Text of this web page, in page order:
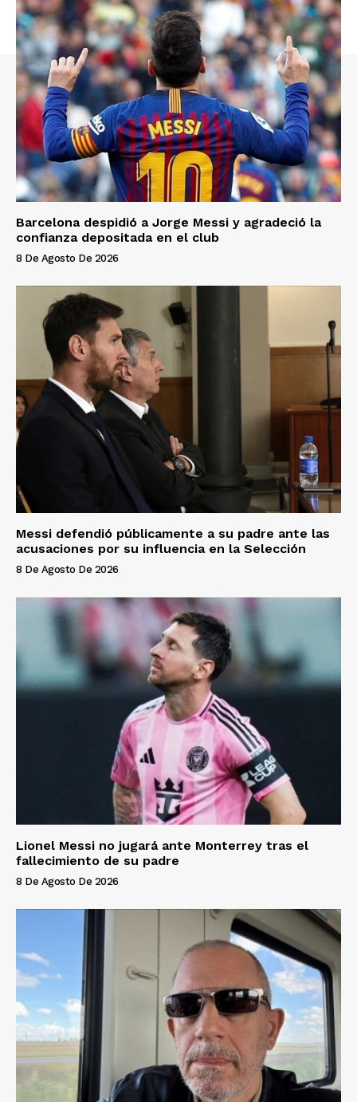
Barcelona despidió a Jorge Messi y agradeció la
confianza depositada en el club
8 De Agosto De 2026
Messi defendió públicamente a su padre ante las
acusaciones por su influencia en la Selección
8 De Agosto De 2026
Lionel Messi no jugará ante Monterrey tras el
fallecimiento de su padre
8 De Agosto De 2026